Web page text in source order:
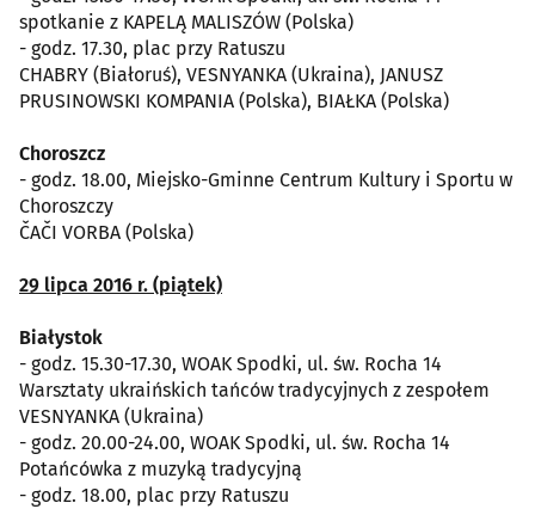
spotkanie z KAPELĄ MALISZÓW (Polska)
- godz. 17.30, plac przy Ratuszu
CHABRY (Białoruś), VESNYANKA (Ukraina), JANUSZ
PRUSINOWSKI KOMPANIA (Polska), BIAŁKA (Polska)
Choroszcz
- godz. 18.00, Miejsko-Gminne Centrum Kultury i Sportu w
Choroszczy
ČAČI VORBA (Polska)
29 lipca 2016 r. (piątek)
Białystok
- godz. 15.30-17.30, WOAK Spodki, ul. św. Rocha 14
Warsztaty ukraińskich tańców tradycyjnych z zespołem
VESNYANKA (Ukraina)
- godz. 20.00-24.00, WOAK Spodki, ul. św. Rocha 14
Potańcówka z muzyką tradycyjną
- godz. 18.00, plac przy Ratuszu